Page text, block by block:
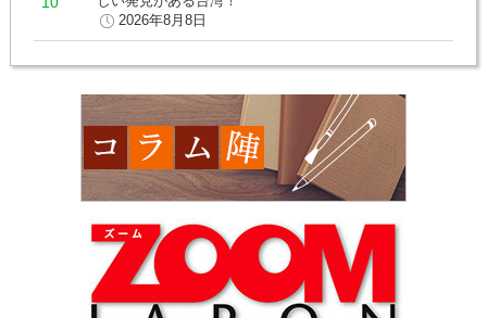
2026年8月8日